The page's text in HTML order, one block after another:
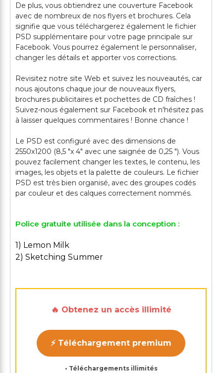
De plus, vous obtiendrez une couverture Facebook
avec de nombreux de nos flyers et brochures. Cela
signifie que vous téléchargerez également le fichier
PSD supplémentaire pour votre page principale sur
Facebook. Vous pourrez également le personnaliser,
changer les détails et apporter vos corrections.
Revisitez notre site Web et suivez les nouveautés, car
nous ajoutons chaque jour de nouveaux flyers,
brochures publicitaires et pochettes de CD fraîches !
Suivez-nous également sur Facebook et n'hésitez pas
à laisser quelques commentaires ! Bonne chance !
Le PSD est configuré avec des dimensions de
2550x1200 (8,5 "x 4" avec une saignée de 0,25 "). Vous
pouvez facilement changer les textes, le contenu, les
images, les objets et la palette de couleurs. Le fichier
PSD est très bien organisé, avec des groupes codés
Police gratuite utilisée dans la conception :
1) Lemon Milk
2) Sketching Summer
🔥 Obtenez un accès illimité
⚡ Téléchargement premium
• Téléchargements illimités